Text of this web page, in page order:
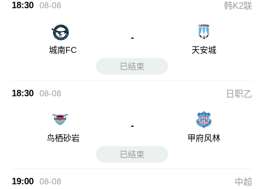
18:30 08-08 韩K2联
城南FC
-
天安城
已结束
18:30 08-08 日职乙
鸟栖砂岩
-
甲府风林
已结束
19:00 08-08 中超